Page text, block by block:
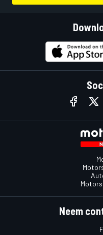
Neem